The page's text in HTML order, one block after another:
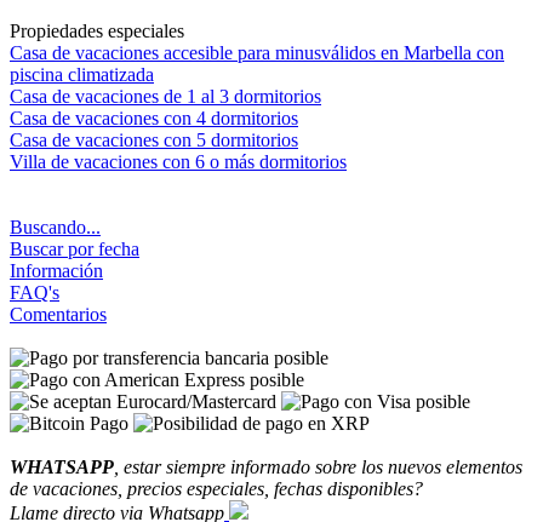
Propiedades especiales
Casa de vacaciones accesible para minusválidos en Marbella con
piscina climatizada
Casa de vacaciones de 1 al 3 dormitorios
Casa de vacaciones con 4 dormitorios
Casa de vacaciones con 5 dormitorios
Villa de vacaciones con 6 o más dormitorios
Buscando...
Buscar por fecha
Información
FAQ's
Comentarios
WHATSAPP, estar siempre informado sobre los nuevos elementos
de vacaciones, precios especiales, fechas disponibles?
Llame directo via Whatsapp